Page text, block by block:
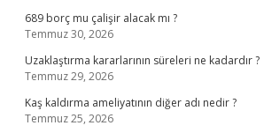
689 borç mu çalişir alacak mı ?
Temmuz 30, 2026
Uzaklaştırma kararlarının süreleri ne kadardır ?
Temmuz 29, 2026
Kaş kaldırma ameliyatının diğer adı nedir ?
Temmuz 25, 2026